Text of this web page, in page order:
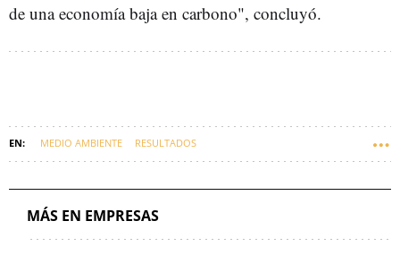
de una economía baja en carbono", concluyó.
MEDIO AMBIENTE RESULTADOS
MÁS EN EMPRESAS